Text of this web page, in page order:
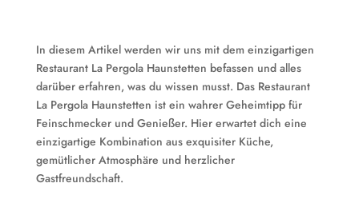
In diesem Artikel werden wir uns mit dem einzigartigen
Restaurant La Pergola Haunstetten befassen und alles
darüber erfahren, was du wissen musst. Das Restaurant
La Pergola Haunstetten ist ein wahrer Geheimtipp für
Feinschmecker und Genießer. Hier erwartet dich eine
einzigartige Kombination aus exquisiter Küche,
gemütlicher Atmosphäre und herzlicher
Gastfreundschaft.